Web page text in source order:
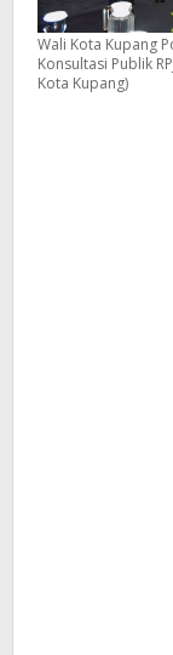
Wali Kota Kupang
Konsultasi Publik
Kota Kupang)